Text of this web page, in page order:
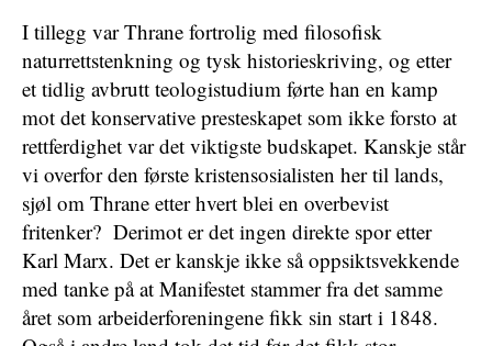
I tillegg var Thrane fortrolig med filosofisk
naturrettstenkning og tysk historieskriving, og etter
et tidlig avbrutt teologistudium førte han en kamp
mot det konservative presteskapet som ikke forsto at
rettferdighet var det viktigste budskapet. Kanskje står
vi overfor den første kristensosialisten her til lands,
sjøl om Thrane etter hvert blei en overbevist
fritenker? Derimot er det ingen direkte spor etter
Karl Marx. Det er kanskje ikke så oppsiktsvekkende
med tanke på at Manifestet stammer fra det samme
året som arbeiderforeningene fikk sin start i 1848.